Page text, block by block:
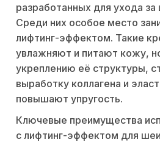
разработанных для ухода
Среди них особое место
лифтинг-эффектом. Такие
увлажняют и питают кожу,
укреплению её структуры,
выработку коллагена и
повышают упругость.
Ключевые преимущества
с лифтинг-эффектом для